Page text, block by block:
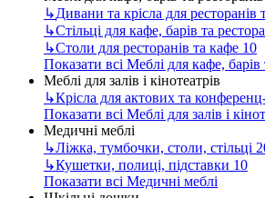
↳Дивани та крісла для ресторанів
↳Стільці для кафе, барів та
↳Столи для ресторанів та кафе 10
Показати всі Меблі для кафе, барів
Меблі для залів і кінотеатрів
↳Крісла для актових та конференц-
Показати всі Меблі для залів і
Медичні меблі
↳Ліжка, тумбочки, столи, стільці
↳Кушетки, полиці, підставки 10
Показати всі Медичні меблі